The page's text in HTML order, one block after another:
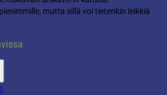
mutta sillä voi tietenkin leikkiä